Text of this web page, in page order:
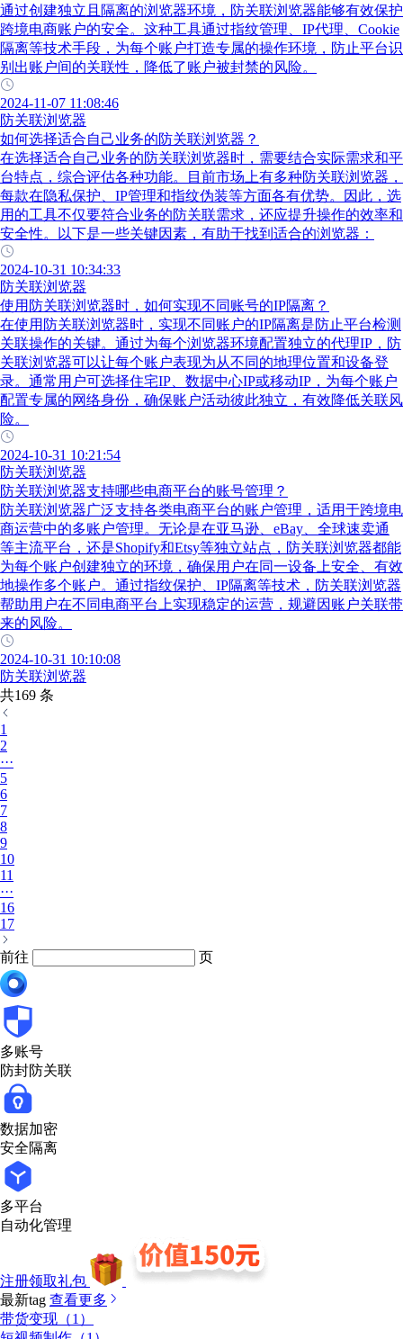
通过创建独立且隔离的浏览器环境，防关联浏览器能够有效保护
跨境电商账户的安全。这种工具通过指纹管理、IP代理、Cookie
隔离等技术手段，为每个账户打造专属的操作环境，防止平台识
别出账户间的关联性，降低了账户被封禁的风险。
2024-11-07 11:08:46
防关联浏览器
如何选择适合自己业务的防关联浏览器？
在选择适合自己业务的防关联浏览器时，需要结合实际需求和平
台特点，综合评估各种功能。目前市场上有多种防关联浏览器，
每款在隐私保护、IP管理和指纹伪装等方面各有优势。因此，选
用的工具不仅要符合业务的防关联需求，还应提升操作的效率和
安全性。以下是一些关键因素，有助于找到适合的浏览器：
2024-10-31 10:34:33
防关联浏览器
使用防关联浏览器时，如何实现不同账号的IP隔离？
在使用防关联浏览器时，实现不同账户的IP隔离是防止平台检测
关联操作的关键。通过为每个浏览器环境配置独立的代理IP，防
关联浏览器可以让每个账户表现为从不同的地理位置和设备登
录。通常用户可选择住宅IP、数据中心IP或移动IP，为每个账户
配置专属的网络身份，确保账户活动彼此独立，有效降低关联风
险。
2024-10-31 10:21:54
防关联浏览器
防关联浏览器支持哪些电商平台的账号管理？
防关联浏览器广泛支持各类电商平台的账户管理，适用于跨境电
商运营中的多账户管理。无论是在亚马逊、eBay、全球速卖通
等主流平台，还是Shopify和Etsy等独立站点，防关联浏览器都能
为每个账户创建独立的环境，确保用户在同一设备上安全、有效
地操作多个账户。通过指纹保护、IP隔离等技术，防关联浏览器
帮助用户在不同电商平台上实现稳定的运营，规避因账户关联带
来的风险。
2024-10-31 10:10:08
防关联浏览器
共169 条
1
2
···
5
6
7
8
9
10
11
···
16
17
前往 页
多账号
防封防关联
数据加密
安全隔离
多平台
自动化管理
注册领取礼包
最新tag 查看更多
带货变现（1）